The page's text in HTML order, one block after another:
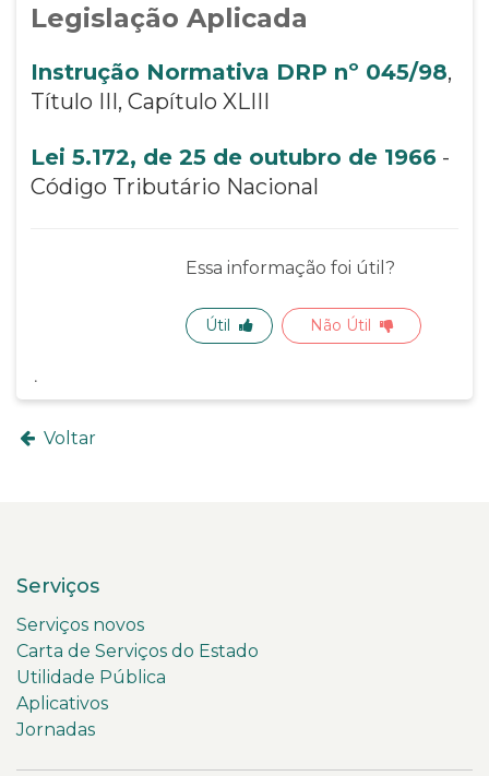
Legislação Aplicada
Instrução Normativa DRP nº 045/98,
Título III, Capítulo XLIII
Lei 5.172, de 25 de outubro de 1966-
Código Tributário Nacional
Essa informação foi útil?
Útil Não Útil
Voltar
Serviços
Serviços novos
Carta de Serviços do Estado
Utilidade Pública
Aplicativos
Jornadas